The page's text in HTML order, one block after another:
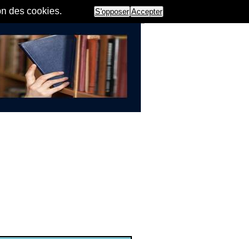
des cookies. S'opposer Accepter